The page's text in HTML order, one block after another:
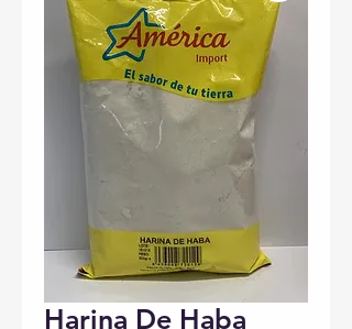
Harina De Haba